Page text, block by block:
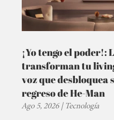
¡Yo tengo el poder!:
transforman tu
voz que desbloquea
regreso de He-Man
Ago 5, 2026|Tecnología